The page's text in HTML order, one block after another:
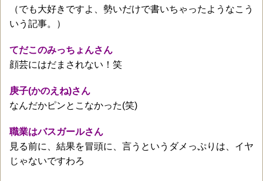
（でも大好きですよ、勢いだけで書いちゃったようなこう
いう記事。）
てだこのみっちょんさん
顔芸にはだまされない！笑
庚子(かのえね)さん
なんだかピンとこなかった(笑)
職業はバスガールさん
見る前に、結果を冒頭に、言うというダメっぷりは、イヤ
じゃないですわろ